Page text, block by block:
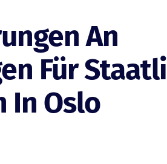
An
Für
Oslo